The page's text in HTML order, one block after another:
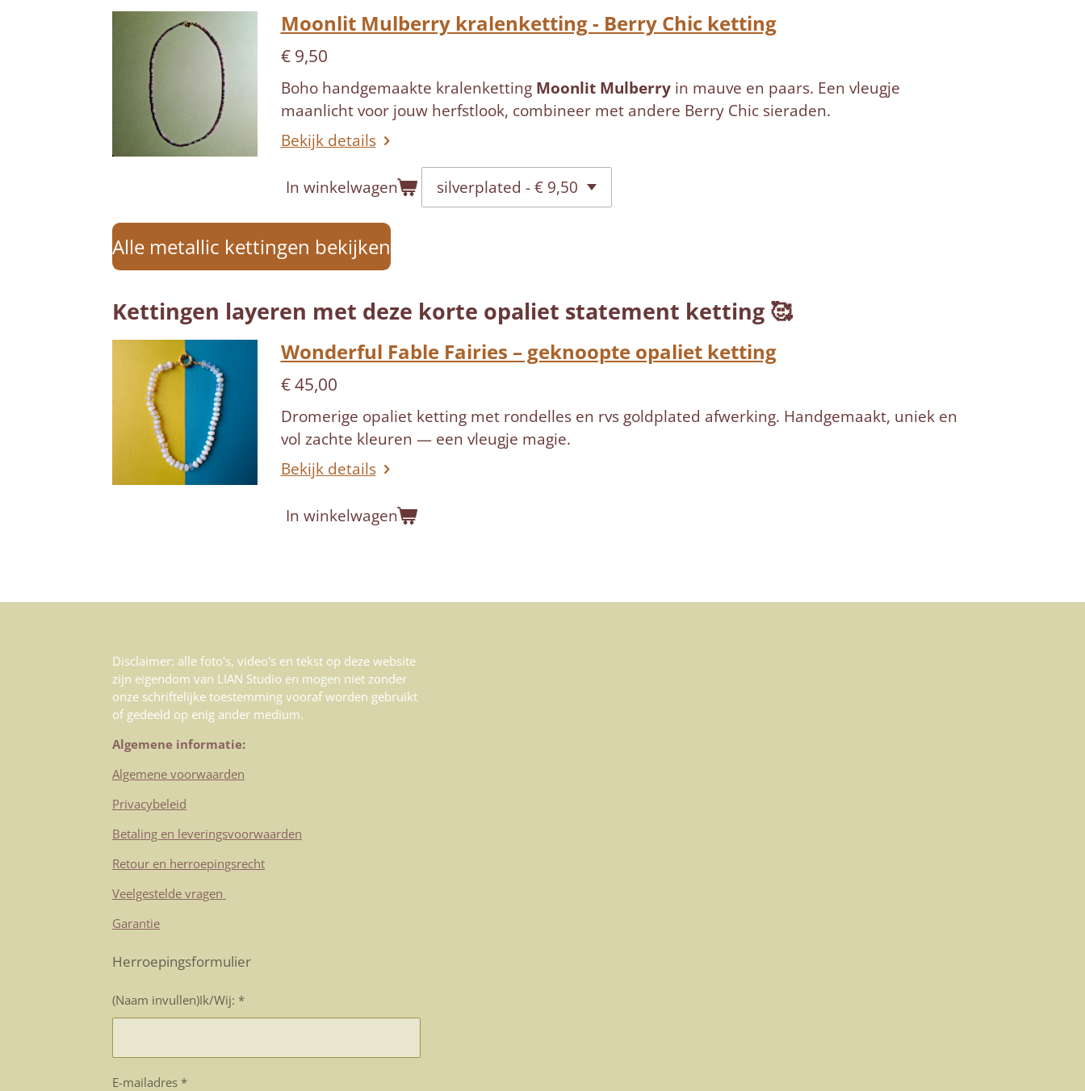
Moonlit Mulberry kralenketting - Berry Chic ketting
€ 9,50
Boho handgemaakte kralenketting Moonlit Mulberryin mauve en paars. Een vleugje
maanlicht voor jouw herfstlook, combineer met andere Berry Chic sieraden.
Bekijk details
In winkelwagen
Alle metallic kettingen bekijken
Kettingen layeren met deze korte opaliet statement ketting 🥰
Wonderful Fable Fairies – geknoopte opaliet ketting
€ 45,00
Dromerige opaliet ketting met rondelles en rvs goldplated afwerking. Handgemaakt, uniek en
vol zachte kleuren — een vleugje magie.
Bekijk details
In winkelwagen
Disclaimer: alle foto's, video's en tekst op deze website
zijn eigendom van LIAN Studio en mogen niet zonder
onze schriftelijke toestemming vooraf worden gebruikt
of gedeeld op enig ander medium.
Algemene informatie:
Algemene voorwaarden
Privacybeleid
Betaling en leveringsvoorwaarden
Retour en herroepingsrecht
Veelgestelde vragen
Garantie
Herroepingsformulier
(Naam invullen)Ik/Wij: *
E-mailadres *